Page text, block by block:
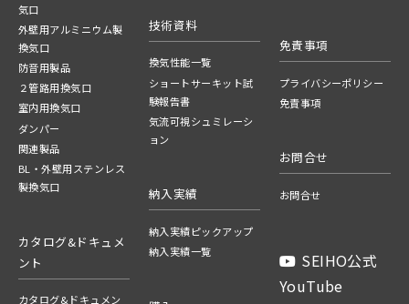
気口
外壁用アルミニウム製
換気口
防音用製品
２管路用換気口
室内用換気口
ダンパー
関連製品
BL・外壁用ステンレス
製換気口
カタログ&ドキュメ
ント
カタログ&ドキュメン
技術資料
換気性能一覧
ショートサーキット試
験報告書
気流可視シュミレーシ
ョン
納入実績
納入実績ピックアップ
納入実績一覧
免責事項
プライバシーポリシー
免責事項
お問合せ
お問合せ
SEIHO公式
YouTube